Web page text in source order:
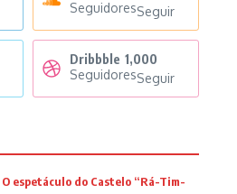
SeguidoresSeguir
Dribbble 1,000
SeguidoresSeguir
O espetáculo do Castelo “Rá-Tim-